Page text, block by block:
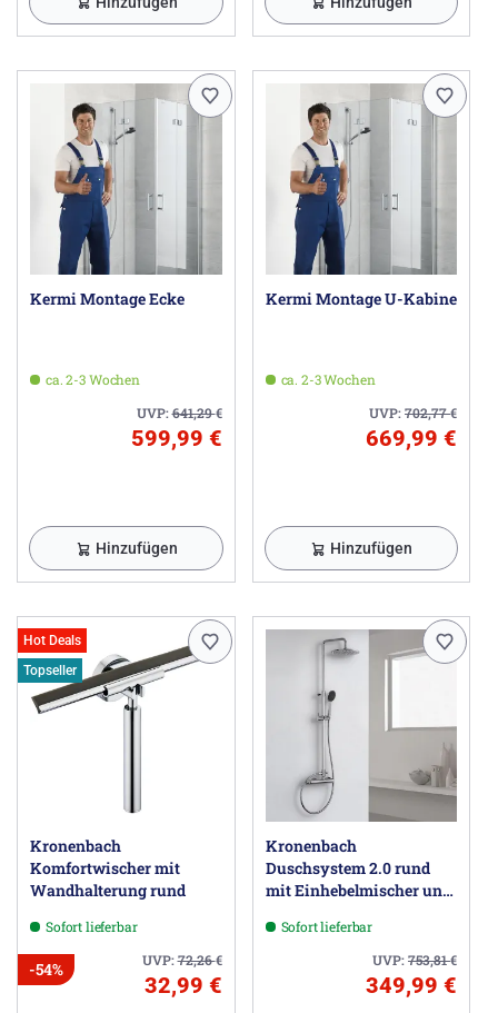
Kermi Montage Ecke
ca. 2-3 Wochen
UVP:641,29€
599,99 €
Hinzufügen
Kermi Montage U-Kabine
ca. 2-3 Wochen
UVP:702,77€
669,99 €
Hinzufügen
Hot Deals
Topseller
Kronenbach
Komfortwischer mit
Wandhalterung rund
Sofort lieferbar
UVP:72,26€
-54%
32,99 €
Kronenbach
Duschsystem 2.0 rund
mit Einhebelmischer und
Sofort lieferbar
UVP:753,81€
349,99 €